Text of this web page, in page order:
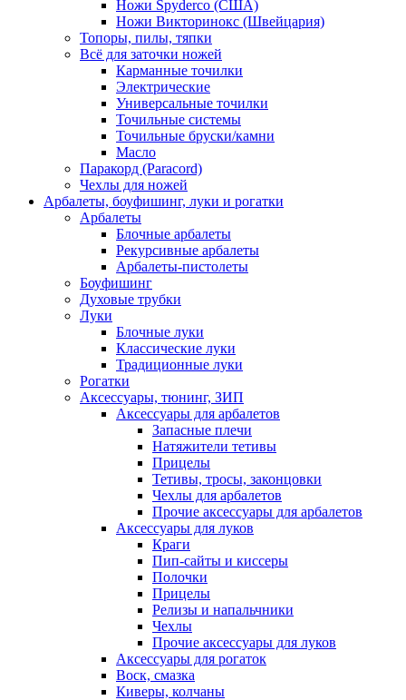
Ножи Spyderco (США)
Ножи Викторинокс (Швейцария)
Топоры, пилы, тяпки
Всё для заточки ножей
Карманные точилки
Электрические
Универсальные точилки
Точильные системы
Точильные бруски/камни
Масло
Паракорд (Paracord)
Чехлы для ножей
Арбалеты, боуфишинг, луки и рогатки
Арбалеты
Блочные арбалеты
Рекурсивные арбалеты
Арбалеты-пистолеты
Боуфишинг
Духовые трубки
Луки
Блочные луки
Классические луки
Традиционные луки
Рогатки
Аксессуары, тюнинг, ЗИП
Аксессуары для арбалетов
Запасные плечи
Натяжители тетивы
Прицелы
Тетивы, тросы, законцовки
Чехлы для арбалетов
Прочие аксессуары для арбалетов
Аксессуары для луков
Краги
Пип-сайты и киссеры
Полочки
Прицелы
Релизы и напальчники
Чехлы
Прочие аксессуары для луков
Аксессуары для рогаток
Воск, смазка
Киверы, колчаны